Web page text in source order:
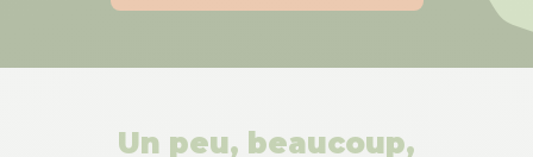
Un peu, beaucoup,